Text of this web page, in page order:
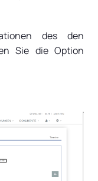
des den
Sie die Option